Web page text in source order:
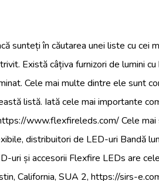
sunteți în căutarea unei liste cu cei
Există câțiva furnizori de lumini
Cele mai multe dintre ele sunt
listă. Iată cele mai importante
www.flexfireleds.com/ Cele
distribuitori de LED-uri Bandă
uri și accesorii Flexfire LEDs are
California, SUA 2, https://sirs-